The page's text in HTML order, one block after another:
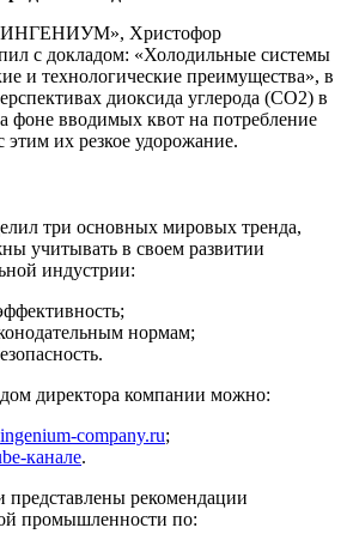
Христофор
с докладом: «Холодильные системы
и технологические преимущества», в
диоксида углерода (СО2) в
фоне вводимых квот на потребление
этим их резкое удорожание.
три основных мировых тренда,
учитывать в своем развитии
индустрии:
нормам;
директора компании можно:
ingenium-company.ru;
канале.
рекомендации
промышленности по: